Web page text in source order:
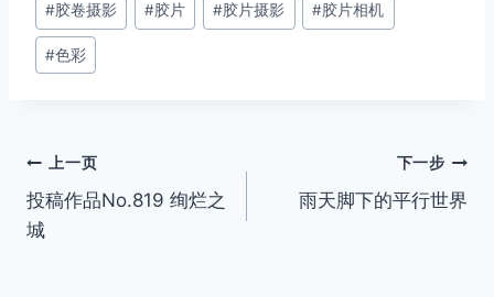
标
签：
#胶卷摄影 #胶片 #胶片摄影 #胶片相机
#色彩
文
章
上一页
投稿作品No.819 绚烂之
城
下一步
雨天脚下的平行世界